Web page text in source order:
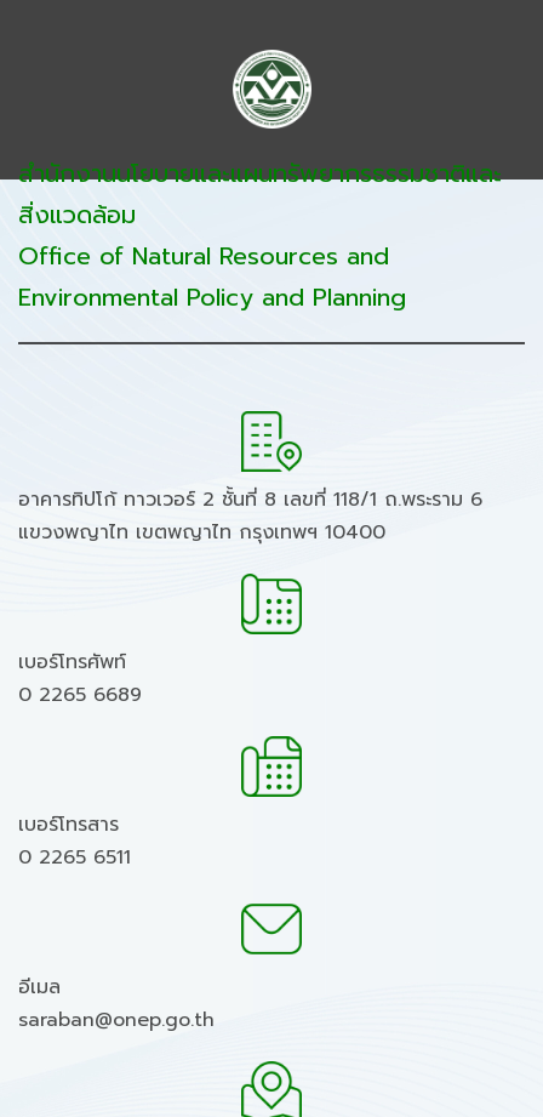
สำนักงานนโยบายและแผนทรัพยากรธรรมชาติและ
สิ่งแวดล้อม
Office of Natural Resources and
Environmental Policy and Planning
อาคารทิปโก้ ทาวเวอร์ 2 ชั้นที่ 8 เลขที่ 118/1 ถ.พระราม 6
แขวงพญาไท เขตพญาไท กรุงเทพฯ 10400
เบอร์โทรศัพท์
0 2265 6689
เบอร์โทรสาร
0 2265 6511
อีเมล
saraban@onep.go.th